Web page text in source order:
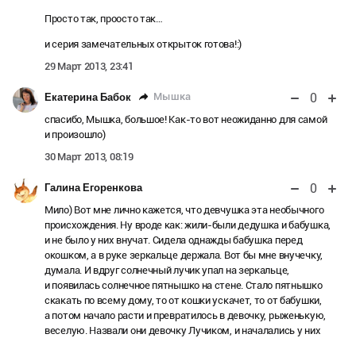
Просто так, проосто так…
и серия замечательных открыток готова!:)
29 Март 2013, 23:41
Екатерина Бабок Мышка 0
спасибо, Мышка, большое! Как-то вот неожиданно для самой
и произошло)
30 Март 2013, 08:19
Галина Егоренкова 0
Мило) Вот мне лично кажется, что девчушка эта необычного
происхождения. Ну вроде как: жили-были дедушка и бабушка,
и не было у них внучат. Сидела однажды бабушка перед
окошком, а в руке зеркальце держала. Вот бы мне внучечку,
думала. И вдруг солнечный лучик упал на зеркальце,
и появилась солнечное пятнышко на стене. Стало пятнышко
скакать по всему дому, то от кошки ускачет, то от бабушки,
а потом начало расти и превратилось в девочку, рыженькую,
веселую. Назвали они девочку Лучиком, и началались у них